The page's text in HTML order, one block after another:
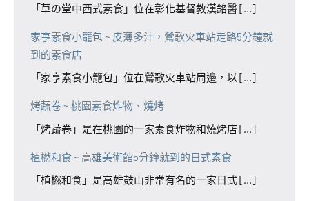
「草の堂中西式素食」位在彰化基督教漢銘醫 [...]
家亨素食小籠包 ~ 皮薄多汁，鶯歌火車站走路5分鐘就
到的素食店
「家亨素食小籠包」位在鶯歌火車站周邊，以 [...]
烤蔬卷 ~ 桃園素食炸物、燒烤
「烤蔬卷」是在桃園的一家素食炸物和燒烤店 [...]
植橪和食 ~ 高雄美術館5分鐘就到的日式素食
「植橪和食」是高雄鼓山非常有名的一家日式 [...]